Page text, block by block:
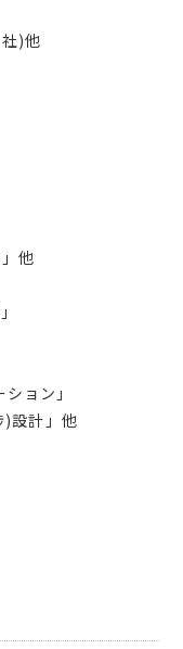
)他
他
ョン」
)設計」他